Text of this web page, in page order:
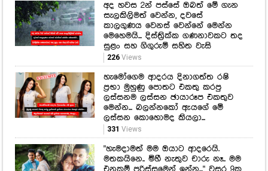
අද හවස 2න් පස්සේ ඔබත් මේ ගැන
සැලකිලිමත් වෙන්න, දවසේ
කාලගුණය වෙනස් වෙන්නේ මෙන්න
මෙහෙමයි... දිස්ත්‍රික්ක ගණනාවකට තද
සුළං සහ ගිගුරුම් සහිත වැසි
226Views
හැමෝගෙම ආදරය දිනාගත්ත රෂි
ප්‍රභා මුහුණු පොතට එකතු කරපු
ලස්සනම ලස්සන ඡායාරූප එකතුව
මෙන්න... බලන්නකෝ ඇයගේ මේ
ලස්සන කොහොමද කියලා...
331 Views
"හැමදාමත් මම ඔයාට ආදරෙයි.
මතකයිනෙ.. මිහී නැතුව චාරු නෑ.. මම